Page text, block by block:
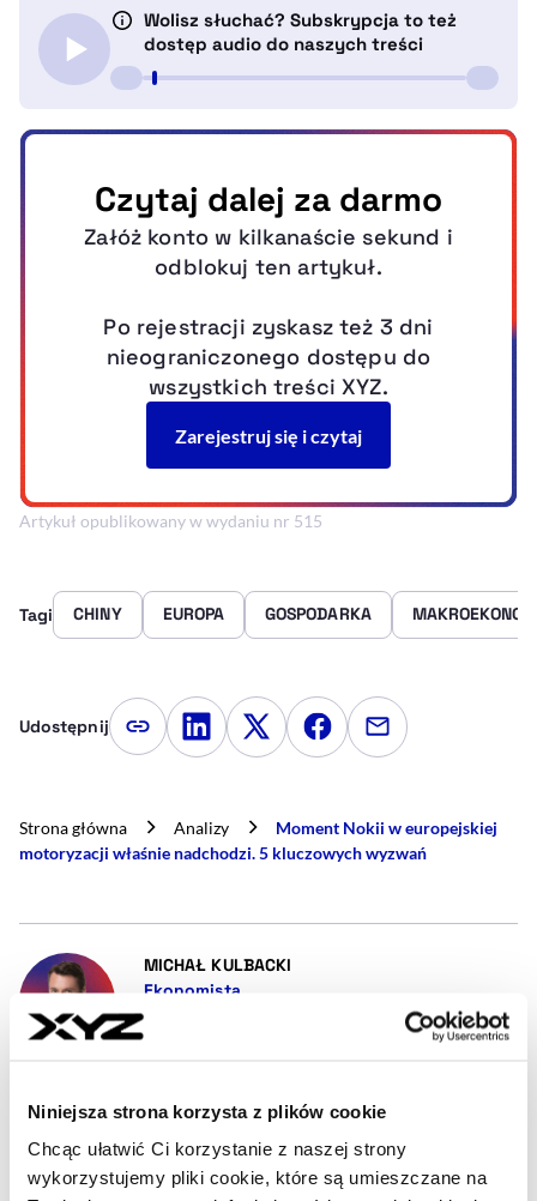
Niniejsza strona korzysta z plików cookie
Chcąc ułatwić Ci korzystanie z naszej strony
wykorzystujemy pliki cookie, które są umieszczane na
Artykuł opublikowany w wydaniu nr 515
Tagi CHINY EUROPA GOSPODARKA
Udostępnij Kopiuj link artykułu
Udostępnij na LinkedIn
Udostępnij na Twitterze
Udostępnij na
Udostępnij
Strona główna Analizy
Moment Nokii w europejskiej
motoryzacji właśnie nadchodzi. 5 kluczowych wyzwań
MICHAŁ KULBACKI
Ekonomista
Tworzę analizy makroekonomiczne i sektorowe
Prywatnie muzyka, szczególnie na koncertach oraz
michal.kulbacki@xyz.pl